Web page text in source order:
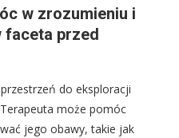
w zrozumieniu i
faceta przed
do eksploracji
może pomóc
jego obawy, takie jak